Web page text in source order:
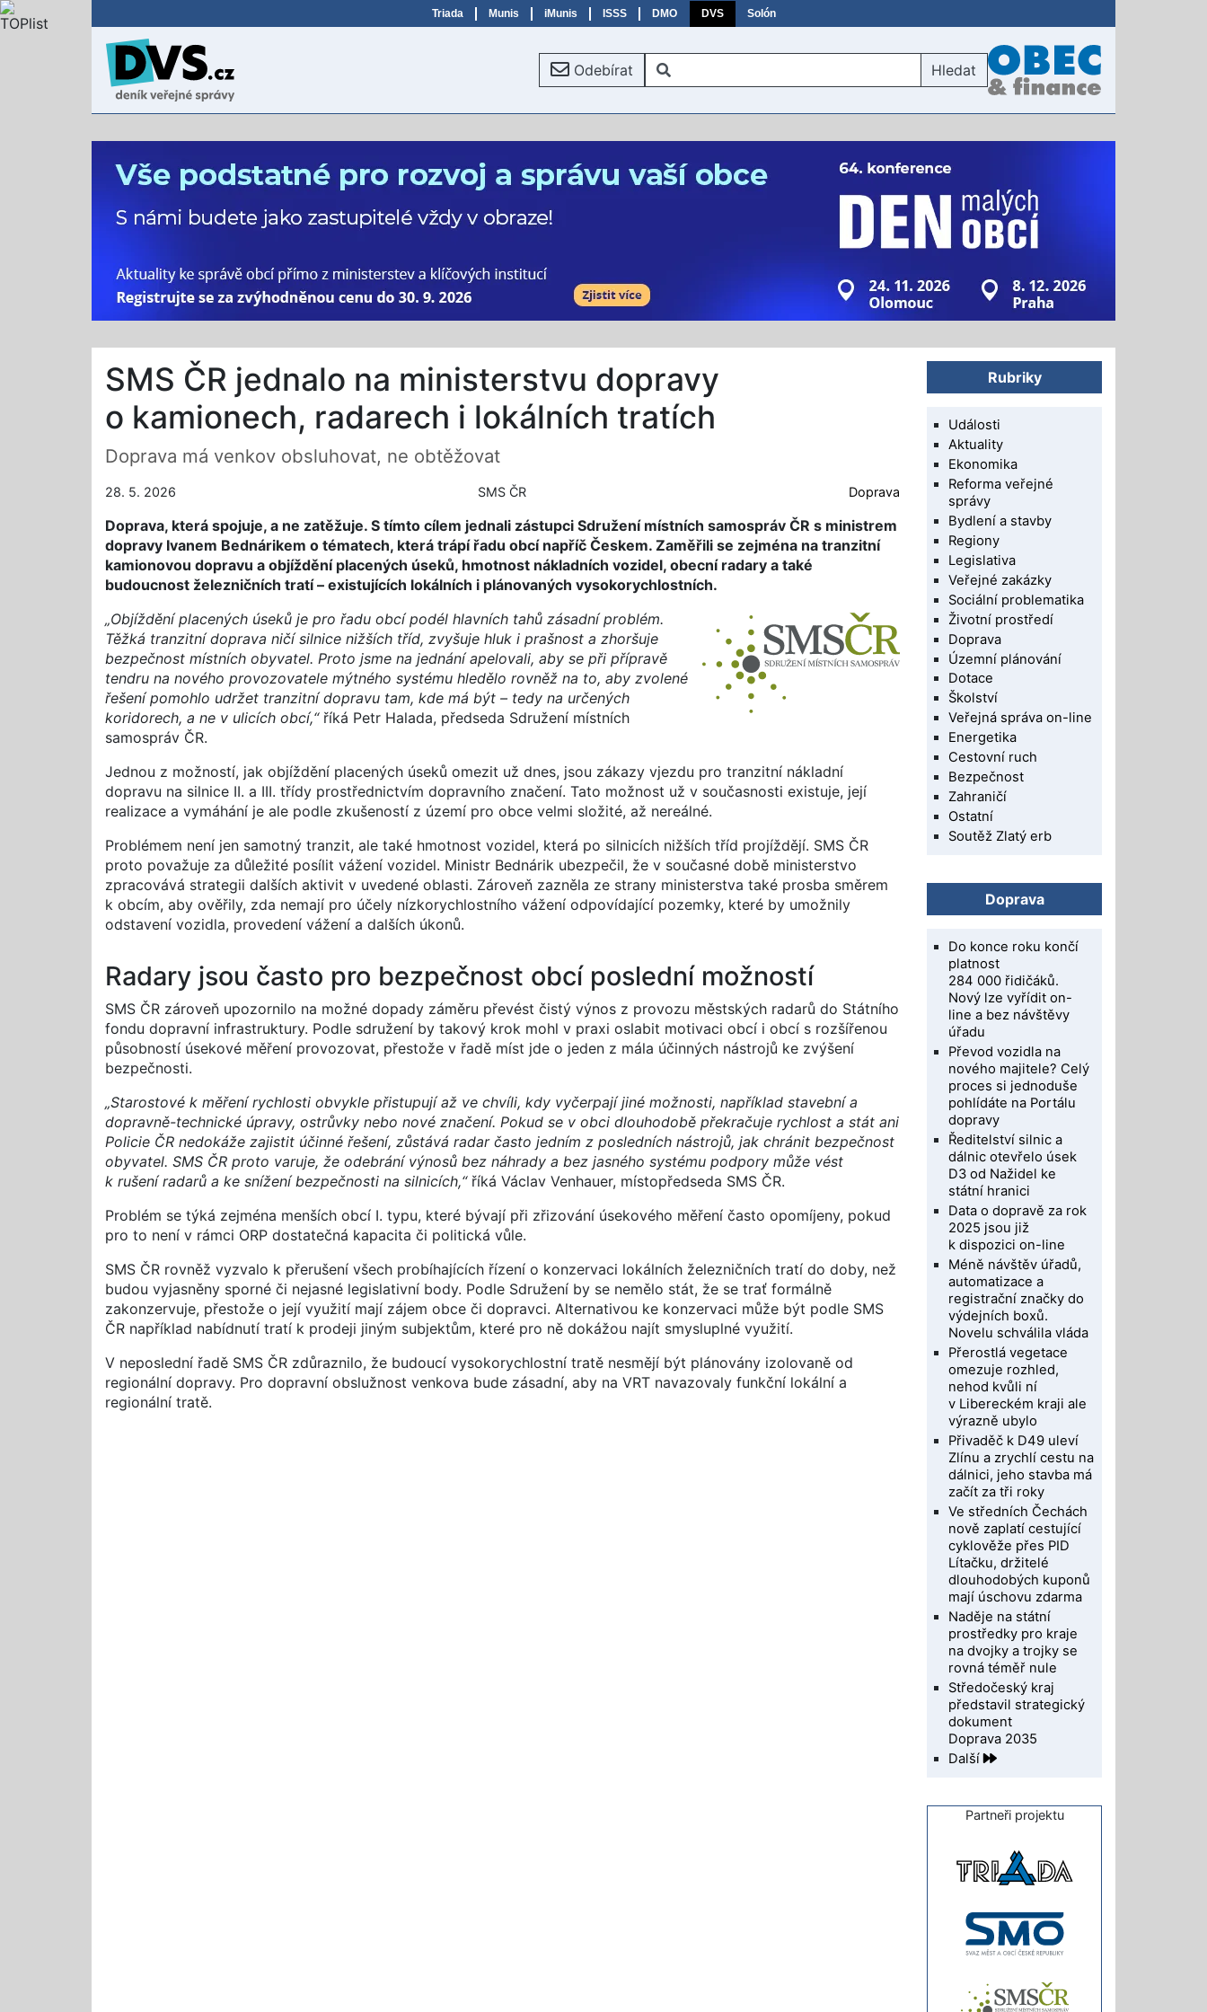
Triada Munis iMunis ISSS DMO DVS Solón
Odebírat Hledat
SMS ČR jednalo na ministerstvu dopravy
o kamionech, radarech i lokálních tratích
Doprava má venkov obsluhovat, ne obtěžovat
28. 5. 2026 SMS ČR Doprava
Doprava, která spojuje, a ne zatěžuje. S tímto cílem jednali zástupci Sdružení místních samospráv ČR s ministrem
dopravy Ivanem Bednárikem o tématech, která trápí řadu obcí napříč Českem. Zaměřili se zejména na tranzitní
kamionovou dopravu a objíždění placených úseků, hmotnost nákladních vozidel, obecní radary a také
budoucnost železničních tratí – existujících lokálních i plánovaných vysokorychlostních.
„Objíždění placených úseků je pro řadu obcí podél hlavních tahů zásadní problém.
Těžká tranzitní doprava ničí silnice nižších tříd, zvyšuje hluk i prašnost a zhoršuje
bezpečnost místních obyvatel. Proto jsme na jednání apelovali, aby se při přípravě
tendru na nového provozovatele mýtného systému hledělo rovněž na to, aby zvolené
řešení pomohlo udržet tranzitní dopravu tam, kde má být – tedy na určených
koridorech, a ne v ulicích obcí,“říká Petr Halada, předseda Sdružení místních
samospráv ČR.
Jednou z možností, jak objíždění placených úseků omezit už dnes, jsou zákazy vjezdu pro tranzitní nákladní
dopravu na silnice II. a III. třídy prostřednictvím dopravního značení. Tato možnost už v současnosti existuje, její
realizace a vymáhání je ale podle zkušeností z území pro obce velmi složité, až nereálné.
Problémem není jen samotný tranzit, ale také hmotnost vozidel, která po silnicích nižších tříd projíždějí. SMS ČR
proto považuje za důležité posílit vážení vozidel. Ministr Bednárik ubezpečil, že v současné době ministerstvo
zpracovává strategii dalších aktivit v uvedené oblasti. Zároveň zazněla ze strany ministerstva také prosba směrem
k obcím, aby ověřily, zda nemají pro účely nízkorychlostního vážení odpovídající pozemky, které by umožnily
odstavení vozidla, provedení vážení a dalších úkonů.
Radary jsou často pro bezpečnost obcí poslední možností
SMS ČR zároveň upozornilo na možné dopady záměru převést čistý výnos z provozu městských radarů do Státního
fondu dopravní infrastruktury. Podle sdružení by takový krok mohl v praxi oslabit motivaci obcí i obcí s rozšířenou
působností úsekové měření provozovat, přestože v řadě míst jde o jeden z mála účinných nástrojů ke zvýšení
bezpečnosti.
„Starostové k měření rychlosti obvykle přistupují až ve chvíli, kdy vyčerpají jiné možnosti, například stavební a
dopravně-technické úpravy, ostrůvky nebo nové značení. Pokud se v obci dlouhodobě překračuje rychlost a stát ani
Policie ČR nedokáže zajistit účinné řešení, zůstává radar často jedním z posledních nástrojů, jak chránit bezpečnost
obyvatel. SMS ČR proto varuje, že odebrání výnosů bez náhrady a bez jasného systému podpory může vést
k rušení radarů a ke snížení bezpečnosti na silnicích,“říká Václav Venhauer, místopředseda SMS ČR.
Problém se týká zejména menších obcí I. typu, které bývají při zřizování úsekového měření často opomíjeny, pokud
pro to není v rámci ORP dostatečná kapacita či politická vůle.
SMS ČR rovněž vyzvalo k přerušení všech probíhajících řízení o konzervaci lokálních železničních tratí do doby, než
budou vyjasněny sporné či nejasné legislativní body. Podle Sdružení by se nemělo stát, že se trať formálně
zakonzervuje, přestože o její využití mají zájem obce či dopravci. Alternativou ke konzervaci může být podle SMS
ČR například nabídnutí tratí k prodeji jiným subjektům, které pro ně dokážou najít smysluplné využití.
V neposlední řadě SMS ČR zdůraznilo, že budoucí vysokorychlostní tratě nesmějí být plánovány izolovaně od
regionální dopravy. Pro dopravní obslužnost venkova bude zásadní, aby na VRT navazovaly funkční lokální a
regionální tratě.
Rubriky
Události
Aktuality
Ekonomika
Reforma veřejné
správy
Bydlení a stavby
Regiony
Legislativa
Veřejné zakázky
Sociální problematika
Životní prostředí
Doprava
Územní plánování
Dotace
Školství
Veřejná správa on-line
Energetika
Cestovní ruch
Bezpečnost
Zahraničí
Ostatní
Soutěž Zlatý erb
Doprava
Do konce roku končí
platnost
284 000 řidičáků.
Nový lze vyřídit on-
line a bez návštěvy
úřadu
Převod vozidla na
nového majitele? Celý
proces si jednoduše
pohlídáte na Portálu
dopravy
Ředitelství silnic a
dálnic otevřelo úsek
D3 od Nažidel ke
státní hranici
Data o dopravě za rok
2025 jsou již
k dispozici on-line
Méně návštěv úřadů,
automatizace a
registrační značky do
výdejních boxů.
Novelu schválila vláda
Přerostlá vegetace
omezuje rozhled,
nehod kvůli ní
v Libereckém kraji ale
výrazně ubylo
Přivaděč k D49 uleví
Zlínu a zrychlí cestu na
dálnici, jeho stavba má
začít za tři roky
Ve středních Čechách
nově zaplatí cestující
cyklověže přes PID
Lítačku, držitelé
dlouhodobých kuponů
mají úschovu zdarma
Naděje na státní
prostředky pro kraje
na dvojky a trojky se
rovná téměř nule
Středočeský kraj
představil strategický
dokument
Doprava 2035
Další
Partneři projektu